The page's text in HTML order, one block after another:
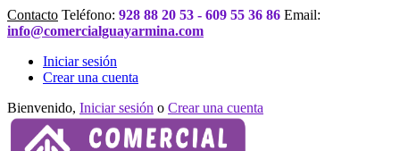
Contacto Teléfono: 928 88 20 53 - 609 55 36 86 Email:
info@comercialguayarmina.com
Iniciar sesión
Crear una cuenta
Bienvenido, Iniciar sesión o Crear una cuenta